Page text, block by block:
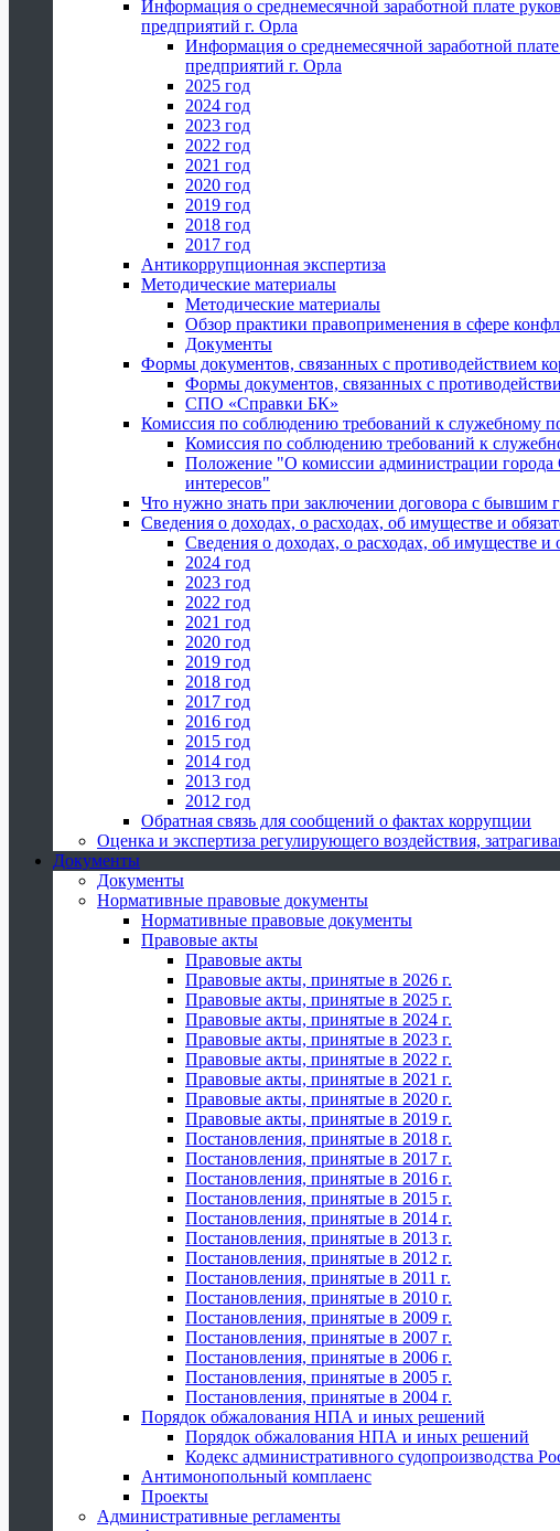
Информация о среднемесячной заработной плате
предприятий г. Орла
Информация о среднемесячной заработной
предприятий г. Орла
2025 год
2024 год
2023 год
2022 год
2021 год
2020 год
2019 год
2018 год
2017 год
Антикоррупционная экспертиза
Методические материалы
Методические материалы
Обзор практики правоприменения в сфере
Документы
Формы документов, связанных с противодействием
Формы документов, связанных с
СПО «Справки БК»
Комиссия по соблюдению требований к служебному
Комиссия по соблюдению требований к
Положение "О комиссии администрации
интересов"
Что нужно знать при заключении договора с
Сведения о доходах, о расходах, об имуществе и
Сведения о доходах, о расходах, об имуществе и
2024 год
2023 год
2022 год
2021 год
2020 год
2019 год
2018 год
2017 год
2016 год
2015 год
2014 год
2013 год
2012 год
Обратная связь для сообщений о фактах коррупции
Оценка и экспертиза регулирующего воздействия,
Документы
Документы
Нормативные правовые документы
Нормативные правовые документы
Правовые акты
Правовые акты
Правовые акты, принятые в 2026 г.
Правовые акты, принятые в 2025 г.
Правовые акты, принятые в 2024 г.
Правовые акты, принятые в 2023 г.
Правовые акты, принятые в 2022 г.
Правовые акты, принятые в 2021 г.
Правовые акты, принятые в 2020 г.
Правовые акты, принятые в 2019 г.
Постановления, принятые в 2018 г.
Постановления, принятые в 2017 г.
Постановления, принятые в 2016 г.
Постановления, принятые в 2015 г.
Постановления, принятые в 2014 г.
Постановления, принятые в 2013 г.
Постановления, принятые в 2012 г.
Постановления, принятые в 2011 г.
Постановления, принятые в 2010 г.
Постановления, принятые в 2009 г.
Постановления, принятые в 2007 г.
Постановления, принятые в 2006 г.
Постановления, принятые в 2005 г.
Постановления, принятые в 2004 г.
Порядок обжалования НПА и иных решений
Порядок обжалования НПА и иных решений
Кодекс административного судопроизводства
Антимонопольный комплаенс
Проекты
Административные регламенты